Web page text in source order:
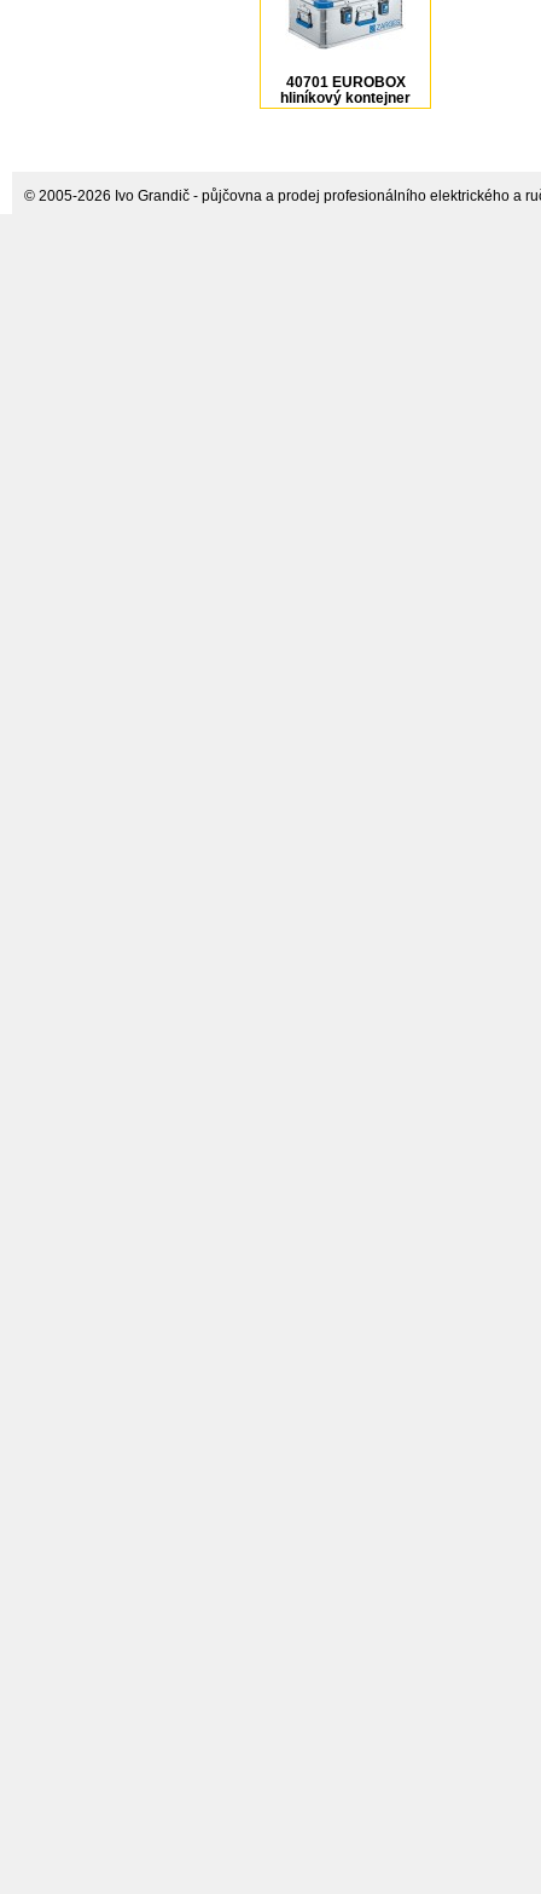
40701 EUROBOX
hliníkový kontejner
600x400x250 mm, 42 l
© 2005-2026 Ivo Grandič - půjčovna a prodej profesionálního elektrického a